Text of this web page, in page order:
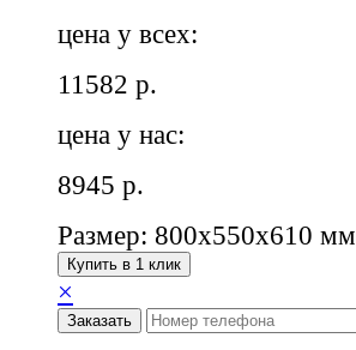
цена у всех:
11582 р.
цена у нас:
8945 р.
Размер: 800x550x610 мм
Купить в 1 клик
×
Заказать